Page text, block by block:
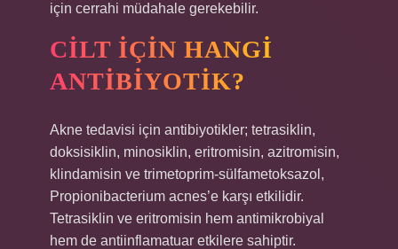
için cerrahi müdahale gerekebilir.
CILT IÇIN HANGI
ANTIBIYOTIK?
Akne tedavisi için antibiyotikler; tetrasiklin,
doksisiklin, minosiklin, eritromisin, azitromisin,
klindamisin ve trimetoprim-sülfametoksazol,
Propionibacterium acnes’e karşı etkilidir.
Tetrasiklin ve eritromisin hem antimikrobiyal
hem de antiinflamatuar etkilere sahiptir.